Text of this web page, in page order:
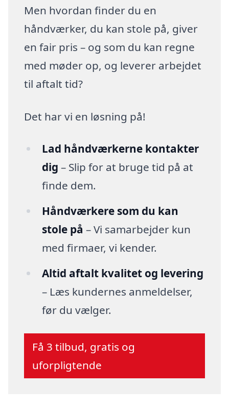
Men hvordan finder du en
håndværker, du kan stole på, giver
en fair pris – og som du kan regne
med møder op, og leverer arbejdet
til aftalt tid?
Det har vi en løsning på!
Lad håndværkerne kontakter
dig – Slip for at bruge tid på at
finde dem.
Håndværkere som du kan
stole på – Vi samarbejder kun
med firmaer, vi kender.
Altid aftalt kvalitet og levering
– Læs kundernes anmeldelser,
før du vælger.
Få 3 tilbud, gratis og
uforpligtende